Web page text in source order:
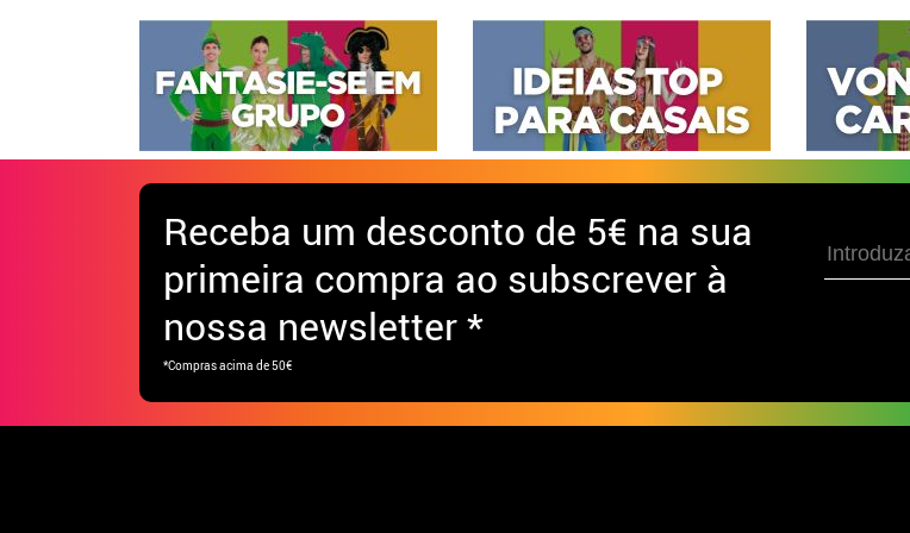
Receba um desconto de 5€ na sua
primeira compra ao subscrever à
nossa newsletter *
*Compras acima de 50€